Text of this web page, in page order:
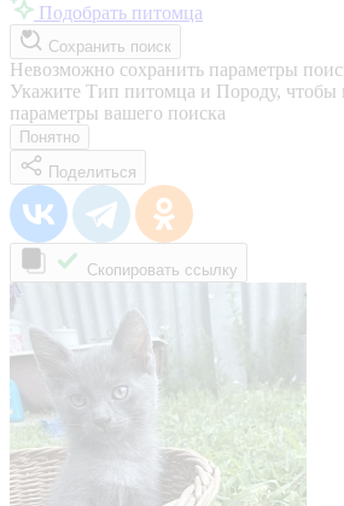
Подобрать питомца
Сохранить поиск
Невозможно сохранить параметры
Укажите Тип питомца и Породу, чтобы
параметры вашего поиска
Понятно
Поделиться
Скопировать ссылку